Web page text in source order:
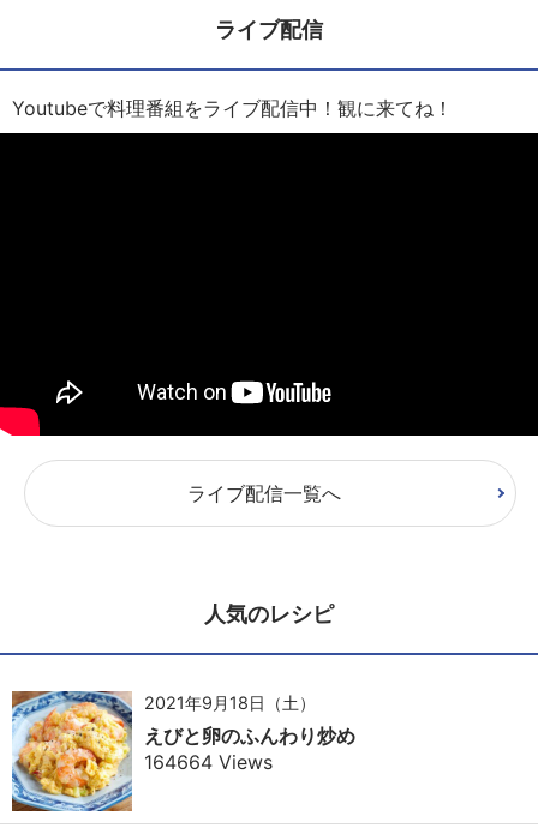
ライブ配信
Youtubeで料理番組をライブ配信中！観に来てね！
ライブ配信一覧へ
人気のレシピ
2021年9月18日（土）
えびと卵のふんわり炒め
164664 Views